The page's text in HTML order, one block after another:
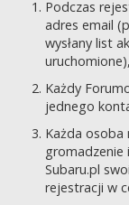
Podczas
adres email
wysłany list
Każdy
jednego
Każda osoba
gromadzenie
Subaru.pl
rejestracji w